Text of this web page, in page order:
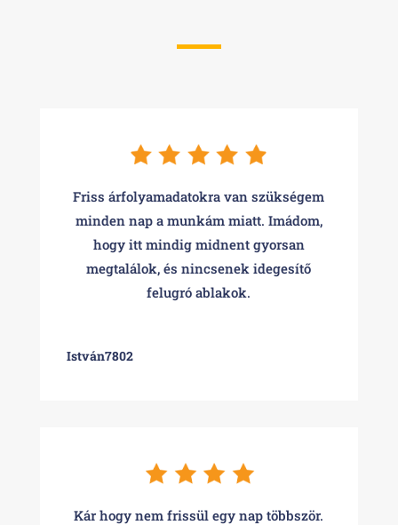
Friss árfolyamadatokra van szükségem
minden nap a munkám miatt. Imádom,
hogy itt mindig midnent gyorsan
megtalálok, és nincsenek idegesítő
felugró ablakok.
István7802
Kár hogy nem frissül egy nap többször.